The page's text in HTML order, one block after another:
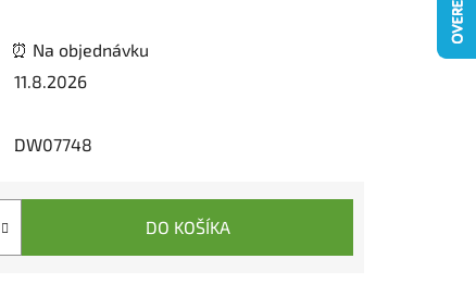
⏰ Na objednávku
11.8.2026
DW07748
DO KOŠÍKA